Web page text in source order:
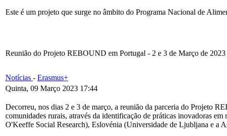
Este é um projeto que surge no âmbito do Programa Nacional de
Reunião do Projeto REBOUND em Portugal - 2 e 3 de Março de 2023
Notícias - Erasmus+
Quinta, 09 Março 2023 17:44
Decorreu, nos dias 2 e 3 de março, a reunião da parceria do Projeto
comunidades rurais, através da identificação de práticas inovadoras
O'Keeffe Social Research), Eslovénia (Universidade de Ljubljana e